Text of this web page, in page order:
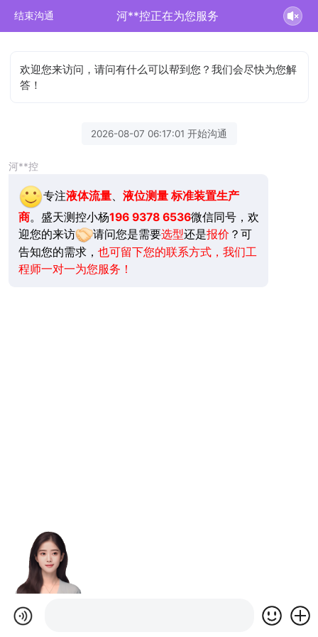
结束沟通 河**控正在为您服务
欢迎您来访问，请问有什么可以帮到您？我们会尽快为您解
答！
2026-08-07 06:17:01 开始沟通
河**控
专注液体流量、 液位测量 标准装置生产
商。盛天测控小杨196 9378 6536微信同号，欢
迎您的来访
请问您是需要选型还是报价 ？可
告知您的需求， 也可留下您的联系方式，我们工
程师一对一为您服务！